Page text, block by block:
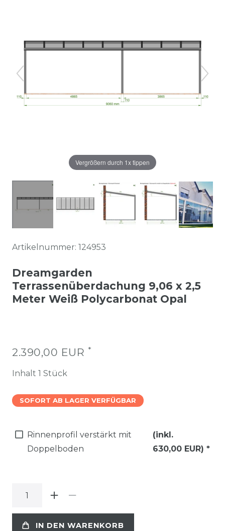
Vergrößern durch 1x tippen
Artikelnummer: 124953
Dreamgarden
Terrassenüberdachung 9,06 x 2,5
Meter Weiß Polycarbonat Opal
2.390,00 EUR *
Inhalt 1 Stück
SOFORT AB LAGER VERFÜGBAR
Rinnenprofil verstärkt mit
Doppelboden
(inkl.
630,00 EUR) *
IN DEN WARENKORB